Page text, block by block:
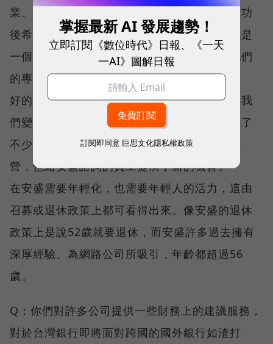
業、有創意、熱情的年輕人，在他們的想法成功
後希望獲得回報，如提供較多的股票選擇權就是
一個例子。另外，我想常與員工談話，發掘他們
的專長，轉換並嘗試不同的工作。
好的是我們有很棒的同事與合夥人，這些人讓我
們變得更好。另外，我們與其他公司合作投資了
不少新公司，這些公司都需要專業經理人去經
營，也給安盛諮詢的員工提供了新的機會。
在安盛需要年輕化，也需要年輕人的活力，這由
召募或退休政策上都可看得出來。像安盛的退休
政策上是說52歲就要退休，而安盛許多過去擁有
深厚經驗、為網路公司所吸引，年齡都超過56
歲。
Q：你們對許多公司提供一些財務上的建議服務，
對於台灣銀行即將面對跨國的國外銀行如渣打
掌握最新 AI 發展趨勢！
立即訂閱《數位時代》日報、《一天
一AI》圖解日報
訂閱即同意 巨思文化隱私權政策